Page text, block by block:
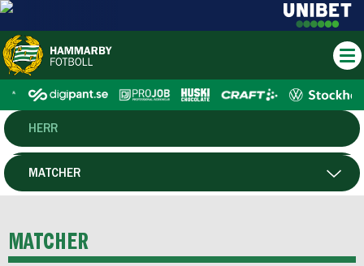
HERR
DAM
P19
MATCHER
MATCHER